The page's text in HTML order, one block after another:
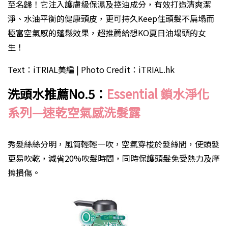
至名歸！它注入護膚級保濕及控油成分，有效打造清爽潔
淨、水油平衡的健康頭皮，更可持久Keep住頭髮不扁塌而
極富空氣感的蓬鬆效果，超推薦給想KO夏日油塌頭的女
生！
Text：iTRIAL美編 | Photo Credit：iTRIAL.hk
洗頭水推薦No.5 ： Essential鎖水淨化
系列—速乾空氣感洗髮露
秀髮絲絲分明，風筒輕輕一吹，空氣穿梭於髮絲間，使頭髮
更易吹乾，減省20%吹髮時間，同時保護頭髮免受熱力及摩
擦損傷。